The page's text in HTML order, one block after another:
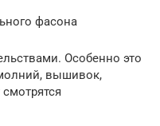
фасона
Особенно это
вышивок,